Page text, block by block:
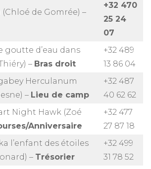
de Gomrée) –
+32 470
25 24
07
goutte d’eau dans
– Bras droit
+32 489
13 86 04
Herculanum
– Lieu de camp
+32 487
40 62 62
Night Hawk (Zoé
Anniversaire
+32 477
27 87 18
l’enfant des étoiles
– Trésorier
+32 499
31 78 52